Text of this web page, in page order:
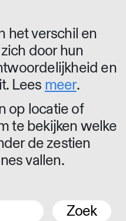
het verschil en
door hun
en
Lees meer.
op locatie of
te bekijken welke
de zestien
vallen.
Zoek